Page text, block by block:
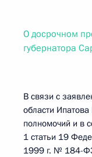
О досрочном
губернатора
В связи с
области
полномочий и в
1 статьи 19
1999 г. № 184-